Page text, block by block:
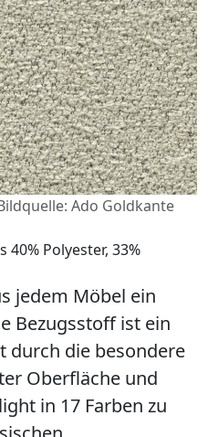
Ado Goldkante
Polyester, 33%
jedem Möbel ein
Bezugsstoff ist ein
durch die besondere
Oberfläche und
in 17 Farben zu